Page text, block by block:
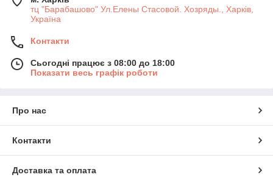
тц "Барабашово" Ул.Елены Стасовой. Хозряды., Харків,
Україна
Контакти
Сьогодні працює з 08:00 до 18:00
Показати весь графік роботи
Про нас
Контакти
Доставка та оплата